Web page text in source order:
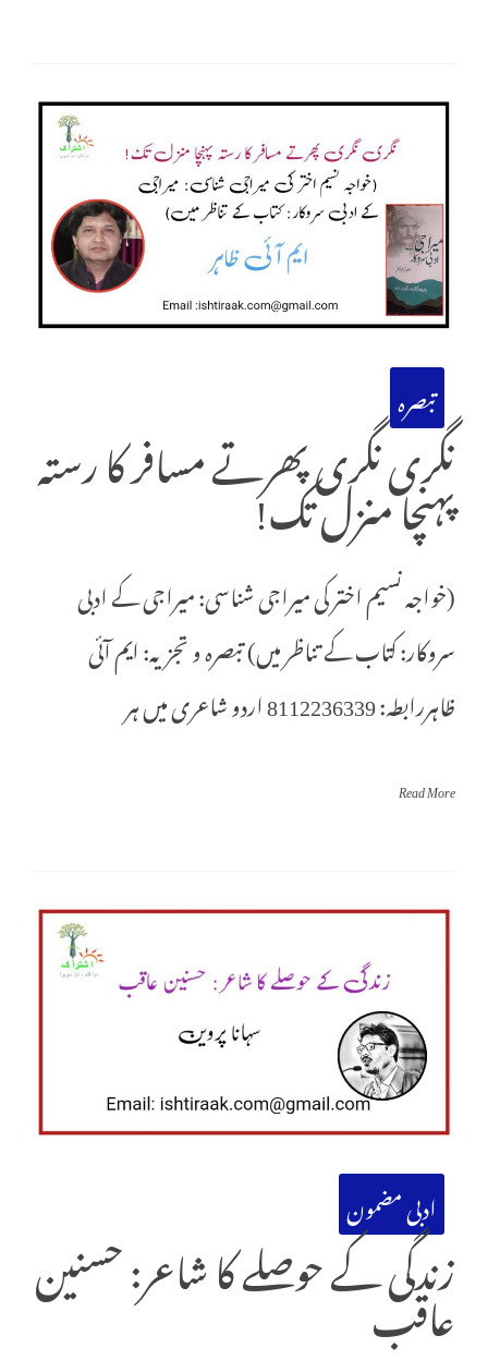
تبصرہ
نگری نگری پھرتے مسافر کا رستہ
پہنچا منزل تک!
(خواجہ نسیم اختر کی میراجی شناسی: میراجی کے ادبی
سروکار: کتاب کے تناظر میں) تبصرہ و تجزیہ: ایم آئی
ظاہررابطہ: 8112236339 اردو شاعری میں ہر
Read More
ادبی مضمون
زندگی کے حوصلے کا شاعر: حسنین
عاقب